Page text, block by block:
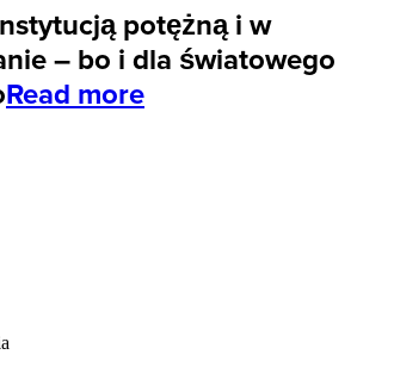
potężną i w
– bo i dla światowego
Read more